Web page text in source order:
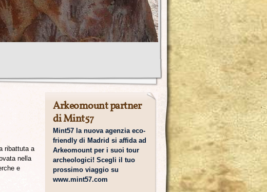
ribattuta a
nella
e
Arkeomount partner
di Mint57
Mint57 la nuova agenzia eco-
friendly di Madrid si affida ad
Arkeomount per i suoi tour
archeologici! Scegli il tuo
prossimo viaggio su
www.mint57.com